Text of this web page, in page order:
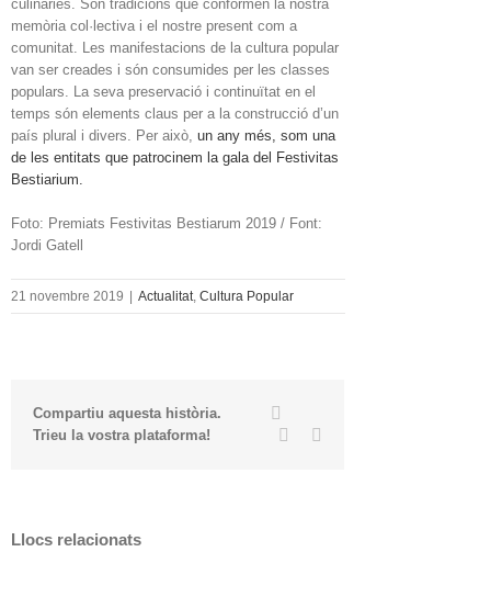
culinàries. Són tradicions que conformen la nostra
memòria col·lectiva i el nostre present com a
comunitat. Les manifestacions de la cultura popular
van ser creades i són consumides per les classes
populars. La seva preservació i continuïtat en el
temps són elements claus per a la construcció d’un
país plural i divers. Per això, un any més, som una
de les entitats que patrocinem la gala del Festivitas
Bestiarium.
Foto: Premiats Festivitas Bestiarum 2019 / Font:
Jordi Gatell
21 novembre 2019 | Actualitat Cultura Popular
Compartiu aquesta història.
Trieu la vostra plataforma!
Linkedin
Llocs relacionats